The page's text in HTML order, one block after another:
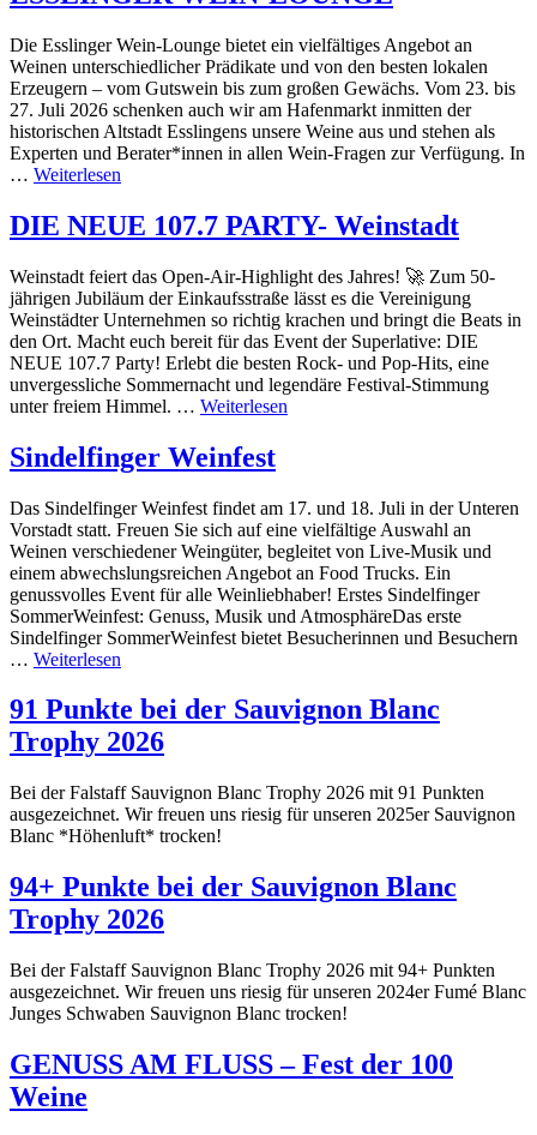
Die Esslinger Wein-Lounge bietet ein vielfältiges Angebot an
Weinen unterschiedlicher Prädikate und von den besten lokalen
Erzeugern – vom Gutswein bis zum großen Gewächs. Vom 23. bis
27. Juli 2026 schenken auch wir am Hafenmarkt inmitten der
historischen Altstadt Esslingens unsere Weine aus und stehen als
Experten und Berater*innen in allen Wein-Fragen zur Verfügung. In
… Weiterlesen
DIE NEUE 107.7 PARTY- Weinstadt
Weinstadt feiert das Open-Air-Highlight des Jahres! 🚀 Zum 50-
jährigen Jubiläum der Einkaufsstraße lässt es die Vereinigung
Weinstädter Unternehmen so richtig krachen und bringt die Beats in
den Ort. Macht euch bereit für das Event der Superlative: DIE
NEUE 107.7 Party! Erlebt die besten Rock- und Pop-Hits, eine
unvergessliche Sommernacht und legendäre Festival-Stimmung
unter freiem Himmel. … Weiterlesen
Sindelfinger Weinfest
Das Sindelfinger Weinfest findet am 17. und 18. Juli in der Unteren
Vorstadt statt. Freuen Sie sich auf eine vielfältige Auswahl an
Weinen verschiedener Weingüter, begleitet von Live-Musik und
einem abwechslungsreichen Angebot an Food Trucks. Ein
genussvolles Event für alle Weinliebhaber! Erstes Sindelfinger
SommerWeinfest: Genuss, Musik und AtmosphäreDas erste
Sindelfinger SommerWeinfest bietet Besucherinnen und Besuchern
… Weiterlesen
91 Punkte bei der Sauvignon Blanc
Trophy 2026
Bei der Falstaff Sauvignon Blanc Trophy 2026 mit 91 Punkten
ausgezeichnet. Wir freuen uns riesig für unseren 2025er Sauvignon
Blanc *Höhenluft* trocken!
94+ Punkte bei der Sauvignon Blanc
Trophy 2026
Bei der Falstaff Sauvignon Blanc Trophy 2026 mit 94+ Punkten
ausgezeichnet. Wir freuen uns riesig für unseren 2024er Fumé Blanc
Junges Schwaben Sauvignon Blanc trocken!
GENUSS AM FLUSS – Fest der 100
Weine